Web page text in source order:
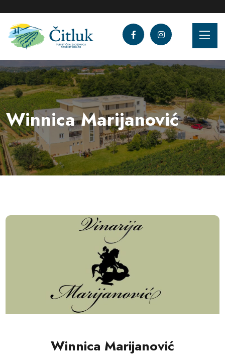
Winnica Marijanović
Winnica Marijanović